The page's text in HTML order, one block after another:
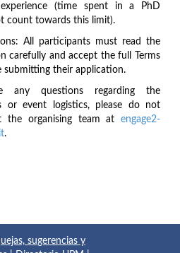
(time spent in a PhD
count towards this limit).
All participants must read the
carefully and accept the full Terms
submitting their application.
any questions regarding the
or event logistics, please do not
the organising team at engage2-
.
sugerencias y